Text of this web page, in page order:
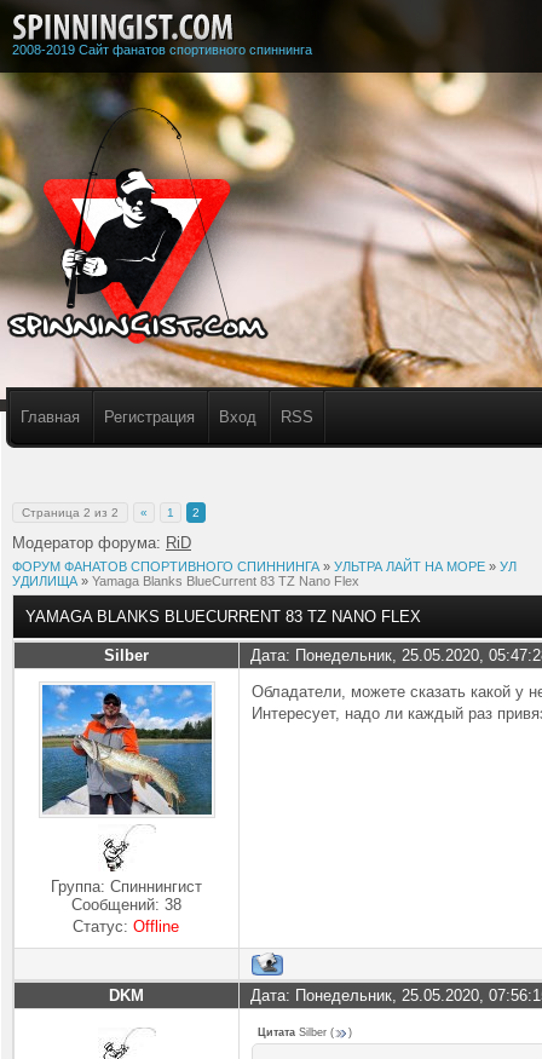
2008-2019 Сайт фанатов спортивного спиннинга
Главная Регистрация Вход RSS
Страница 2 из 2 « 1 2
Модератор форума: RiD
ФОРУМ ФАНАТОВ СПОРТИВНОГО СПИННИНГА » УЛЬТРА ЛАЙТ НА МОРЕ » УЛ
УДИЛИЩА » Yamaga Blanks BlueCurrent 83 TZ Nano Flex
YAMAGA BLANKS BLUECURRENT 83 TZ NANO FLEX
Silber Дата: Понедельник, 25.05.2020,
Группа: Спиннингист
Сообщений: 38
Статус:Offline
Обладатели, можете сказать какой у
Интересует, надо ли каждый раз
DKM Дата: Понедельник, 25.05.2020,
Цитата Silber ( )